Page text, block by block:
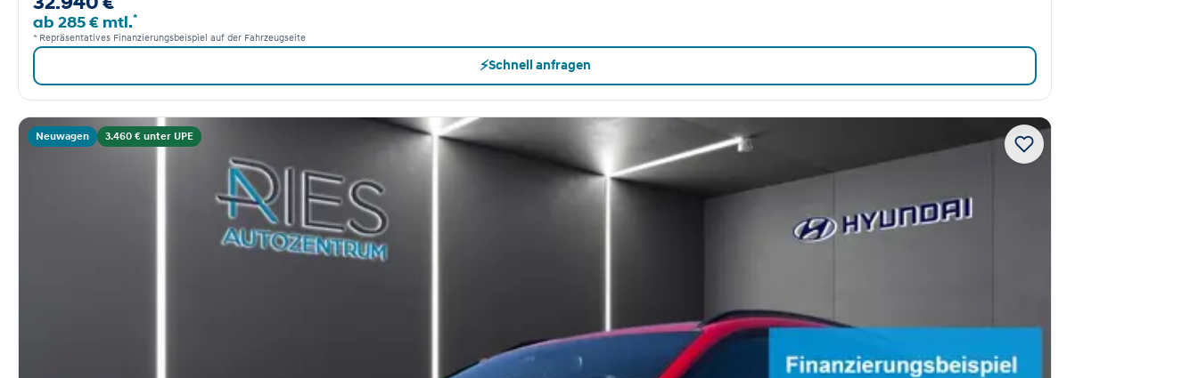
ab 285 € mtl.*
* Repräsentatives Finanzierungsbeispiel auf der Fahrzeugseite
⚡Schnell anfragen
Neuwagen 3.460 € unter UPE